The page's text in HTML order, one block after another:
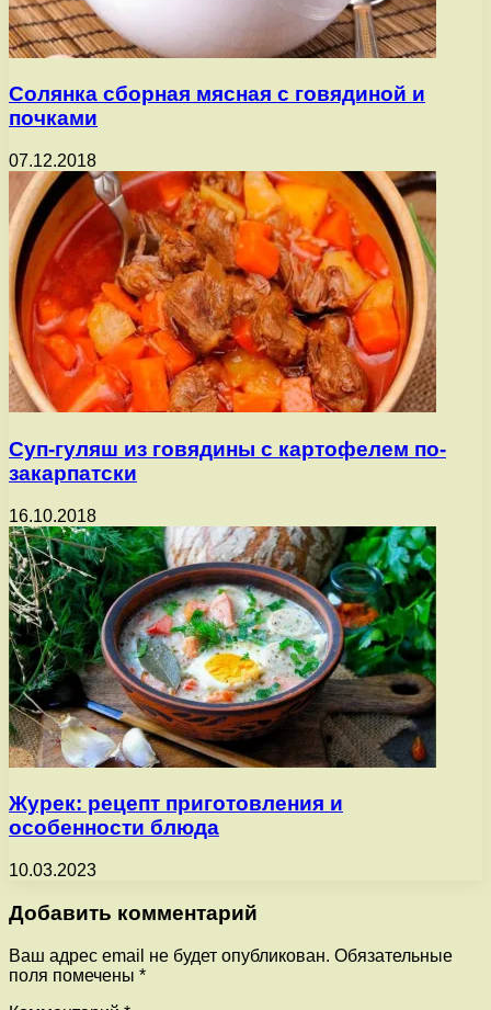
Солянка сборная мясная с говядиной и
почками
07.12.2018
Суп-гуляш из говядины с картофелем по-
закарпатски
16.10.2018
Журек: рецепт приготовления и
особенности блюда
10.03.2023
Добавить комментарий
Ваш адрес email не будет опубликован. Обязательные
поля помечены *